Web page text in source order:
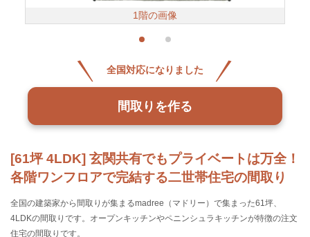
[61坪 4LDK] 玄関共有でもプライベートは万全！
各階ワンフロアで完結する二世帯住宅の間取り
全国の建築家から間取りが集まるmadree（マドリー）で集まった61坪、
4LDKの間取りです。オープンキッチンやペニンシュラキッチンが特徴の注文
住宅の間取りです。
1階の画像
全国対応になりました
間取りを作る